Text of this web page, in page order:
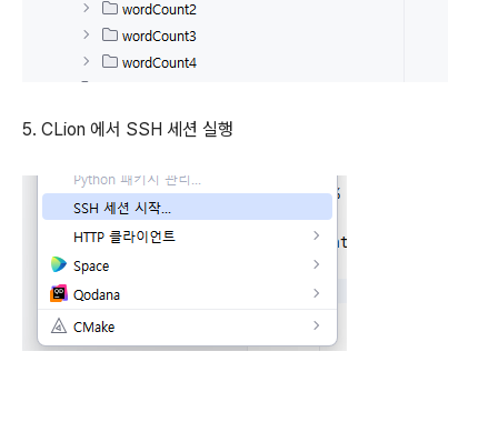
5. CLion 에서 SSH 세션 실행